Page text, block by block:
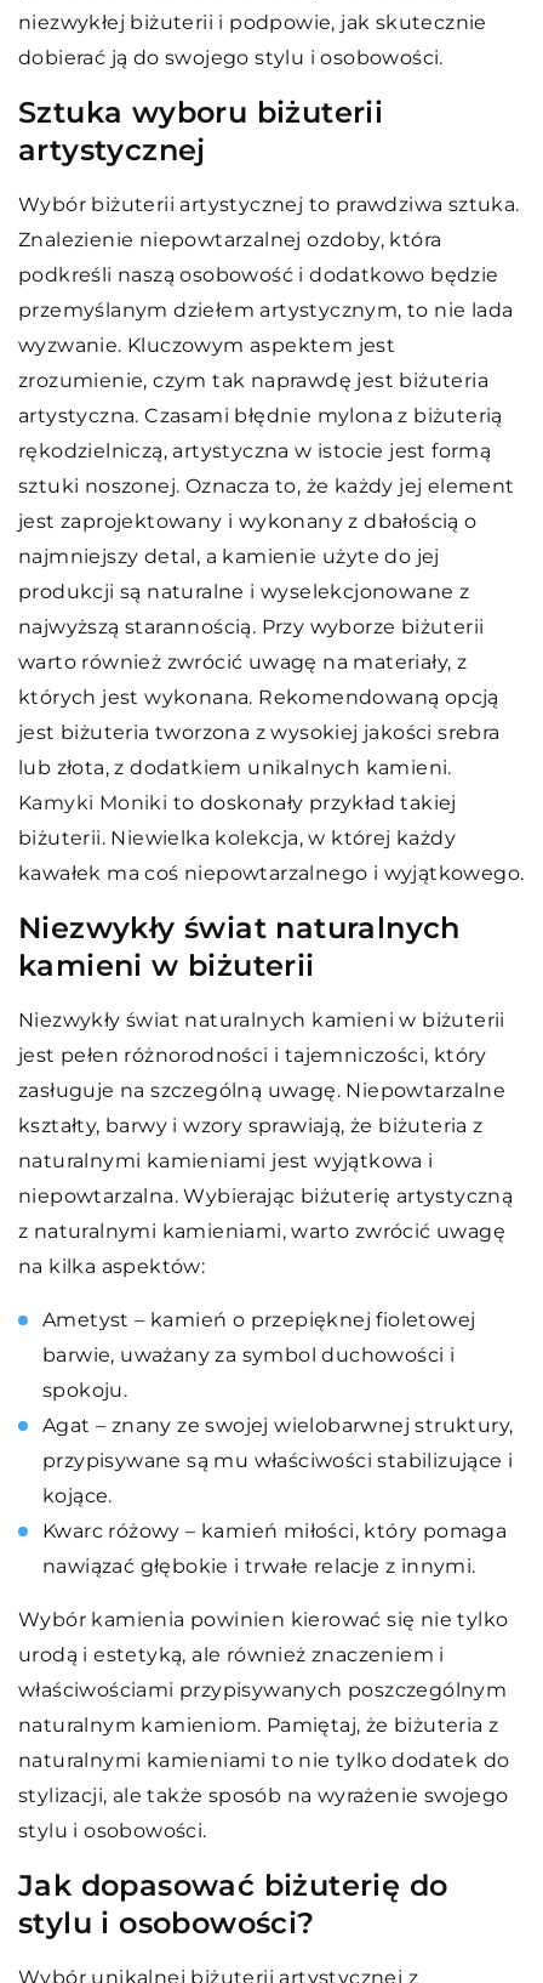
niezwykłej biżuterii i podpowie, jak skutecznie
dobierać ją do swojego stylu i osobowości.
Sztuka wyboru biżuterii
artystycznej
Wybór biżuterii artystycznej to prawdziwa sztuka.
Znalezienie niepowtarzalnej ozdoby, która
podkreśli naszą osobowość i dodatkowo będzie
przemyślanym dziełem artystycznym, to nie lada
wyzwanie. Kluczowym aspektem jest
zrozumienie, czym tak naprawdę jest biżuteria
artystyczna. Czasami błędnie mylona z biżuterią
rękodzielniczą, artystyczna w istocie jest formą
sztuki noszonej. Oznacza to, że każdy jej element
jest zaprojektowany i wykonany z dbałością o
najmniejszy detal, a kamienie użyte do jej
produkcji są naturalne i wyselekcjonowane z
najwyższą starannością. Przy wyborze biżuterii
warto również zwrócić uwagę na materiały, z
których jest wykonana. Rekomendowaną opcją
jest biżuteria tworzona z wysokiej jakości srebra
lub złota, z dodatkiem unikalnych kamieni.
Kamyki Moniki to doskonały przykład takiej
biżuterii. Niewielka kolekcja, w której każdy
kawałek ma coś niepowtarzalnego i wyjątkowego.
Niezwykły świat naturalnych
kamieni w biżuterii
Niezwykły świat naturalnych kamieni w biżuterii
jest pełen różnorodności i tajemniczości, który
zasługuje na szczególną uwagę. Niepowtarzalne
kształty, barwy i wzory sprawiają, że biżuteria z
naturalnymi kamieniami jest wyjątkowa i
niepowtarzalna. Wybierając biżuterię artystyczną
z naturalnymi kamieniami, warto zwrócić uwagę
na kilka aspektów:
Ametyst – kamień o przepięknej fioletowej
barwie, uważany za symbol duchowości i
spokoju.
Agat – znany ze swojej wielobarwnej struktury,
przypisywane są mu właściwości stabilizujące i
kojące.
Kwarc różowy – kamień miłości, który pomaga
nawiązać głębokie i trwałe relacje z innymi.
Wybór kamienia powinien kierować się nie tylko
urodą i estetyką, ale również znaczeniem i
właściwościami przypisywanych poszczególnym
naturalnym kamieniom. Pamiętaj, że biżuteria z
naturalnymi kamieniami to nie tylko dodatek do
stylizacji, ale także sposób na wyrażenie swojego
stylu i osobowości.
Jak dopasować biżuterię do
stylu i osobowości?
Wybór unikalnej biżuterii artystycznej z